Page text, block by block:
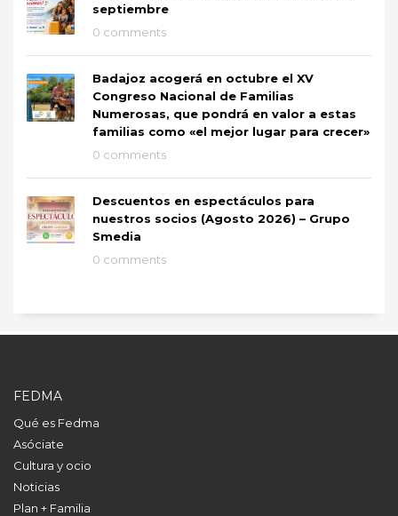
septiembre
0 comments
Badajoz acogerá en octubre el XV
Congreso Nacional de Familias
Numerosas, que pondrá en valor a estas
familias como «el mejor lugar para crecer»
0 comments
Descuentos en espectáculos para
nuestros socios (Agosto 2026) – Grupo
Smedia
0 comments
FEDMA
Qué es Fedma
Asóciate
Cultura y ocio
Noticias
Plan + Familia